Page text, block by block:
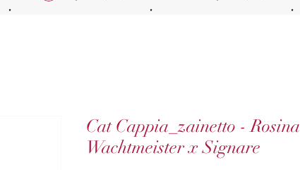
Cat Cappia_zainetto - Rosina
Wachtmeister x Signare